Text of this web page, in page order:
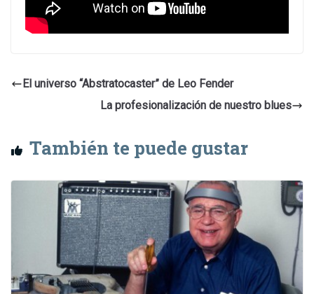
El universo “Abstratocaster” de Leo Fender
La profesionalización de nuestro blues
También te puede gustar